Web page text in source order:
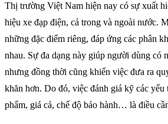
Thị trường Việt Nam hiện nay có sự xuất
hiệu xe đạp điện, cả trong và ngoài nước.
những đặc điểm riêng, đáp ứng các phân
nhau. Sự đa dạng này giúp người dùng có
nhưng đồng thời cũng khiến việc đưa ra
khăn hơn. Do đó, việc đánh giá kỹ các yếu
phẩm, giá cả, chế độ bảo hành… là điều